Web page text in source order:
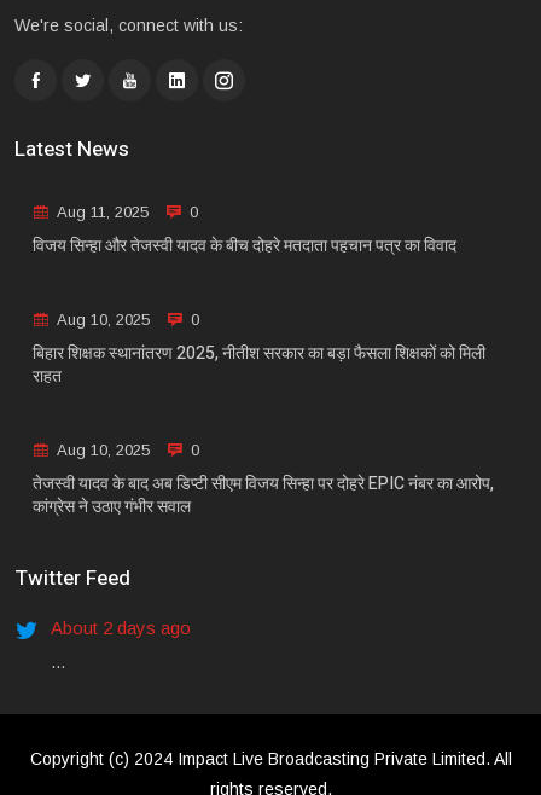
We're social, connect with us:
Latest News
Aug 11, 2025 0
विजय सिन्हा और तेजस्वी यादव के बीच दोहरे मतदाता पहचान पत्र का विवाद
Aug 10, 2025 0
बिहार शिक्षक स्थानांतरण 2025, नीतीश सरकार का बड़ा फैसला शिक्षकों को मिली
राहत
Aug 10, 2025 0
तेजस्वी यादव के बाद अब डिप्टी सीएम विजय सिन्हा पर दोहरे EPIC नंबर का आरोप,
कांग्रेस ने उठाए गंभीर सवाल
Twitter Feed
About 2 days ago
...
Copyright (c) 2024 Impact Live Broadcasting Private Limited. All
rights reserved.